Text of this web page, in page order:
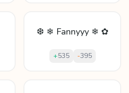
❆ ❄ Fannyyy ❄ ✿
+535 -395